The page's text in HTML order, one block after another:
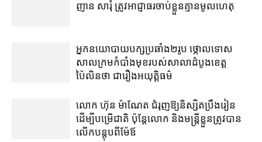
ញាន សារុំ ត្រូវ​អាជ្ញាធរ​ចាប់ខ្លួន​គ្មាន​មូលហេតុ
អ្នកនយោបាយ​បក្ស​ប្រឆាំង​២​រូប ថ្កោលទោស​
សាលក្រម​កំបាំងមុខ​របស់​សាលាដំបូង​ខេត្ត​
ប៉ៃលិន​ថា ជា​រឿង​អយុត្តិធម៌
លោក ហ៊ុន ម៉ាណែត ជំរុញ​ឱ្យ​និស្សិត​ប្រឹងរៀន​
ដើម្បី​បម្រើ​ជាតិ ប៉ុន្តែ​លោក និង​មន្ត្រី​​ខ្លួន​ត្រូវ​បាន​
លើក​បន្តុប​ពី​ម៉ែឪ